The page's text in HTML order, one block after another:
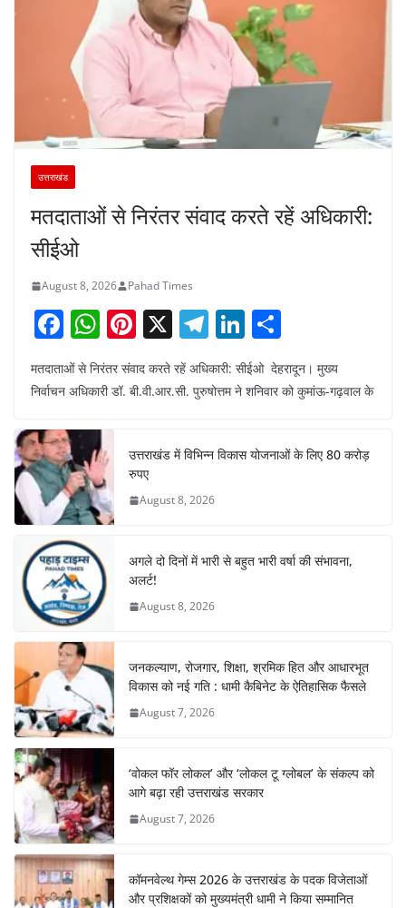
उत्तराखंड
मतदाताओं से निरंतर संवाद करते रहें अधिकारी:
सीईओ
August 8, 2026 Pahad Times
F
a
c
b
o
o
k
W
h
at
A
p
p
Pi
er
X T
el
e
a
m
Li
n
k
dI
n
ar
मतदाताओं से निरंतर संवाद करते रहें अधिकारी: सीईओ देहरादून। मुख्य
निर्वाचन अधिकारी डॉ. बी.वी.आर.सी. पुरुषोत्तम ने शनिवार को कुमांऊ-गढ़वाल के
उत्तराखंड में विभिन्न विकास योजनाओं के लिए 80 करोड़
रुपए
August 8, 2026
अगले दो दिनों में भारी से बहुत भारी वर्षा की संभावना,
अलर्ट!
August 8, 2026
जनकल्याण, रोजगार, शिक्षा, श्रमिक हित और आधारभूत
विकास को नई गति : धामी कैबिनेट के ऐतिहासिक फैसले
August 7, 2026
‘वोकल फॉर लोकल’ और ‘लोकल टू ग्लोबल’ के संकल्प को
आगे बढ़ा रही उत्तराखंड सरकार
August 7, 2026
कॉमनवेल्थ गेम्स 2026 के उत्तराखंड के पदक विजेताओं
और प्रशिक्षकों को मुख्यमंत्री धामी ने किया सम्मानित